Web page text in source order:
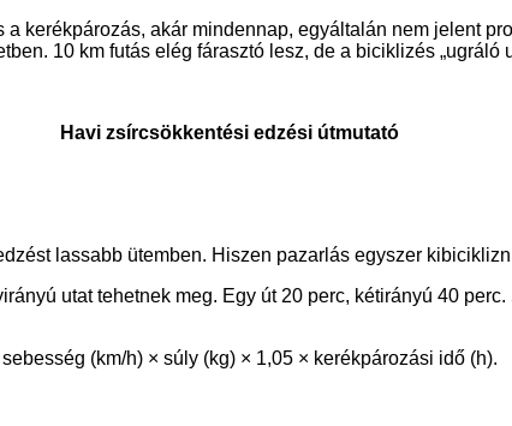
kerékpározás, akár mindennap, egyáltalán nem jelent
10 km futás elég fárasztó lesz, de a biciklizés
Havi zsírcsökkentési edzési útmutató
lassabb ütemben. Hiszen pazarlás egyszer
utat tehetnek meg. Egy út 20 perc, kétirányú 40
(km/h) × súly (kg) × 1,05 × kerékpározási idő (h).